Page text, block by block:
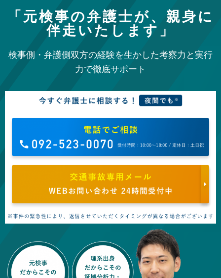
「元検事の弁護士が、親身に
伴走いたします」
検事側・弁護側双方の経験を生かした考察力と実行
力で徹底サポート